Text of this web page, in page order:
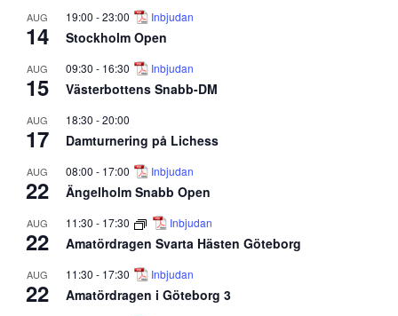
AUG
14
19:00 -23:00 Inbjudan
Stockholm Open
AUG
15
09:30 - 16:30 Inbjudan
Västerbottens Snabb-DM
AUG
17
18:30 -20:00
Damturnering på Lichess
AUG
22
08:00 - 17:00 Inbjudan
Ängelholm Snabb Open
AUG
22
11:30 - 17:30 Inbjudan
Amatördragen Svarta Hästen Göteborg
AUG
22
11:30 - 17:30 Inbjudan
Amatördragen i Göteborg 3